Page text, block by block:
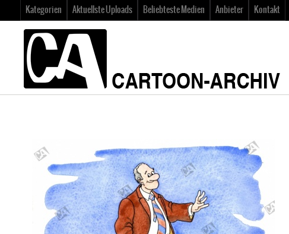
Kategorien Aktuellste Uploads Beliebteste Medien Anbieter Kontakt